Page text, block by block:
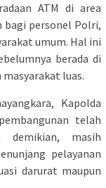
ATM di area
bagi personel Polri,
umum. Hal ini
berada di
luas.
Kapolda
telah
demikian, masih
pelayanan
darurat maupun